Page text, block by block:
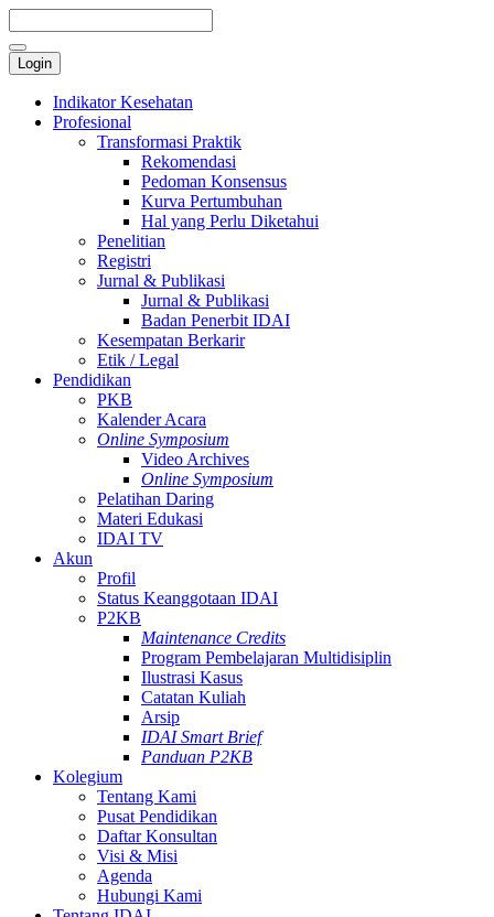
Login
Indikator Kesehatan
Profesional
Transformasi Praktik
Rekomendasi
Pedoman Konsensus
Kurva Pertumbuhan
Hal yang Perlu Diketahui
Penelitian
Registri
Jurnal & Publikasi
Jurnal & Publikasi
Badan Penerbit IDAI
Kesempatan Berkarir
Etik / Legal
Pendidikan
PKB
Kalender Acara
Online Symposium
Video Archives
Online Symposium
Pelatihan Daring
Materi Edukasi
IDAI TV
Akun
Profil
Status Keanggotaan IDAI
P2KB
Maintenance Credits
Program Pembelajaran Multidisiplin
Ilustrasi Kasus
Catatan Kuliah
Arsip
IDAI Smart Brief
Panduan P2KB
Kolegium
Tentang Kami
Pusat Pendidikan
Daftar Konsultan
Visi & Misi
Agenda
Hubungi Kami